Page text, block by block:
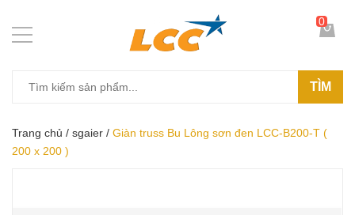
TÌM
0
Trang chủ / sgaier / Giàn truss Bu Lông sơn đen LCC-B200-T (
200 x 200 )